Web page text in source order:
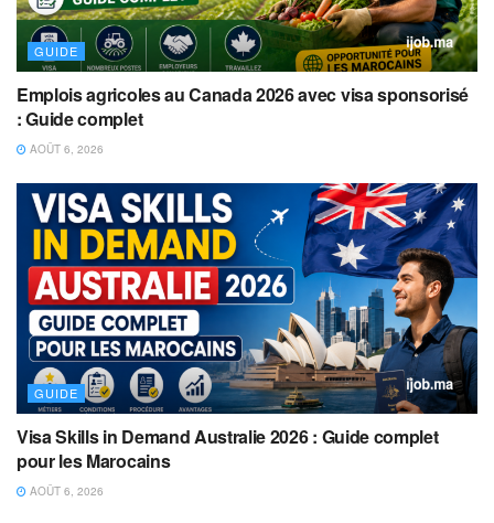
GUIDE
Emplois agricoles au Canada 2026 avec visa sponsorisé
: Guide complet
AOÛT 6, 2026
GUIDE
Visa Skills in Demand Australie 2026 : Guide complet
pour les Marocains
AOÛT 6, 2026